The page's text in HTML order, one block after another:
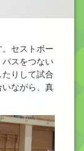
セストボー
パスをつない
りして試合
ながら、真